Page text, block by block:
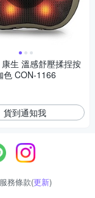
生 溫感舒壓揉捏按
色 CON-1166
貨到通知我
務條款(更新)